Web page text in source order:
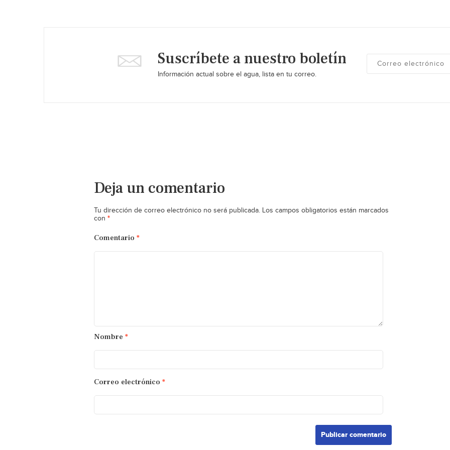
Suscríbete a nuestro boletín
Información actual sobre el agua, lista en tu correo.
Deja un comentario
Tu dirección de correo electrónico no será publicada. Los campos obligatorios están marcados
con *
Comentario *
Nombre *
Correo electrónico *